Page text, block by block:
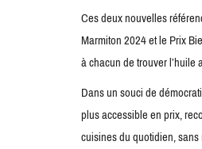
Ces deux nouvelles
Marmiton 2024 et le Prix
à chacun de trouver
Dans un souci de
plus accessible en prix,
cuisines du quotidien,